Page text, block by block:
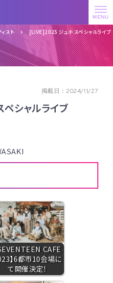
スト [LIVE]2025 ジュホ スペシャルライブ
掲載日：2024/11/27
シャルライブ
CAFE
】6都市10会場に
て開催決定！